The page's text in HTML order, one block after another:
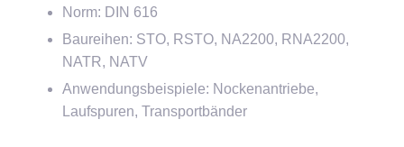
Norm: DIN 616
Baureihen: STO, RSTO, NA2200, RNA2200,
NATR, NATV
Anwendungsbeispiele: Nockenantriebe,
Laufspuren, Transportbänder